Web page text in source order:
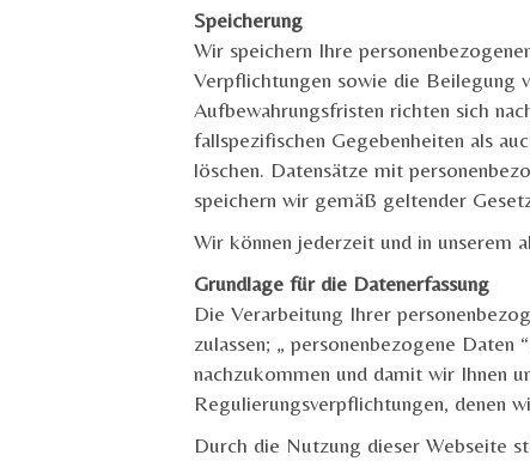
Speicherung
Wir speichern Ihre
Verpflichtungen sowie die Beilegung
Aufbewahrungsfristen richten sich
fallspezifischen Gegebenheiten als
löschen. Datensätze mit
speichern wir gemäß geltender
Wir können jederzeit und in unserem
Grundlage für die Datenerfassung
Die Verarbeitung Ihrer
zulassen; „ personenbezogene
nachzukommen und damit wir Ihnen
Regulierungsverpflichtungen, denen
Durch die Nutzung dieser Webseite